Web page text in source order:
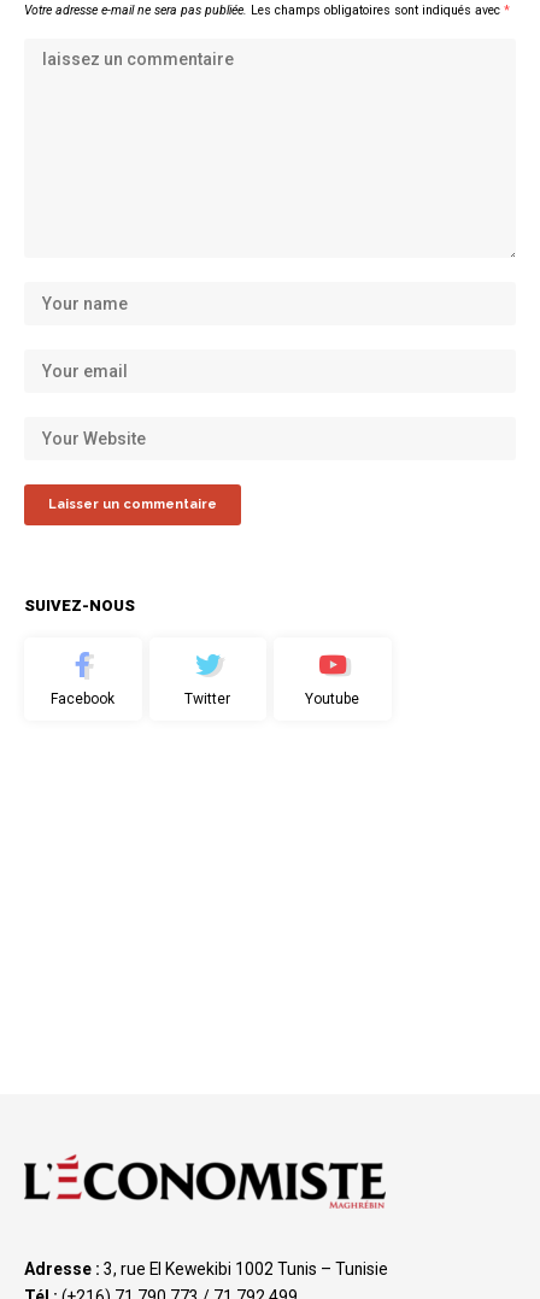
Votre adresse e-mail ne sera pas publiée. Les champs obligatoires sont indiqués avec *
SUIVEZ-NOUS
Facebook Twitter Youtube
Adresse : 3, rue El Kewekibi 1002 Tunis – Tunisie